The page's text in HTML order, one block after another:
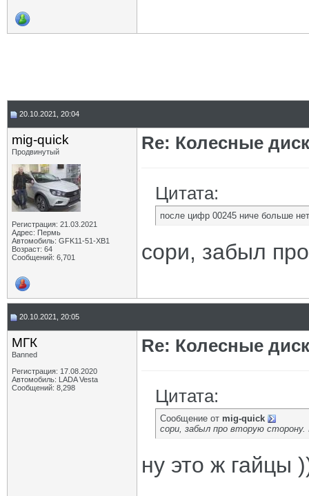
20.10.2021, 20:04
mig-quick
Продвинутый
Регистрация: 21.03.2021
Адрес: Пермь
Автомобиль: GFK11-51-ХВ1
Возраст: 64
Сообщений: 6,701
Re: Колесные
Цитата:
после цифр 00245 ниче больше
сори, забыл
20.10.2021, 20:05
МГК
Banned
Регистрация: 17.08.2020
Автомобиль: LADA Vesta
Сообщений: 8,298
Re: Колесные
Цитата:
Сообщение от mig-quick
сори, забыл про вторую
ну это ж гайцы